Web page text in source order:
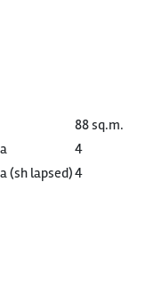
88 sq.m.
4
(sh lapsed)4